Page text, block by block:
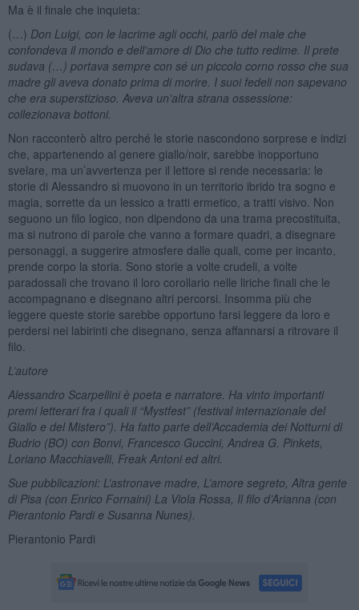
Ma è il finale che inquieta:
(…) Don Luigi, con le lacrime agli occhi, parlò del male che
confondeva il mondo e dell’amore di Dio che tutto redime. Il prete
sudava (…) portava sempre con sé un piccolo corno rosso che sua
madre gli aveva donato prima di morire. I suoi fedeli non sapevano
che era superstizioso. Aveva un’altra strana ossessione:
collezionava bottoni.
Non racconterò altro perché le storie nascondono sorprese e indizi
che, appartenendo al genere giallo/noir, sarebbe inopportuno
svelare, ma un’avvertenza per il lettore si rende necessaria: le
storie di Alessandro si muovono in un territorio ibrido tra sogno e
magia, sorrette da un lessico a tratti ermetico, a tratti visivo. Non
seguono un filo logico, non dipendono da una trama precostituita,
ma si nutrono di parole che vanno a formare quadri, a disegnare
personaggi, a suggerire atmosfere dalle quali, come per incanto,
prende corpo la storia. Sono storie a volte crudeli, a volte
paradossali che trovano il loro corollario nelle liriche finali che le
accompagnano e disegnano altri percorsi. Insomma più che
leggere queste storie sarebbe opportuno farsi leggere da loro e
perdersi nei labirinti che disegnano, senza affannarsi a ritrovare il
filo.
L’autore
Alessandro Scarpellini è poeta e narratore. Ha vinto importanti
premi letterari fra i quali il “Mystfest” (festival internazionale del
Giallo e del Mistero”). Ha fatto parte dell’Accademia dei Notturni di
Budrio (BO) con Bonvi, Francesco Guccini, Andrea G. Pinkets,
Loriano Macchiavelli, Freak Antoni ed altri.
Sue pubblicazioni: L’astronave madre, L’amore segreto, Altra gente
di Pisa (con Enrico Fornaini) La Viola Rossa, Il filo d’Arianna (con
Pierantonio Pardi e Susanna Nunes).
Pierantonio Pardi